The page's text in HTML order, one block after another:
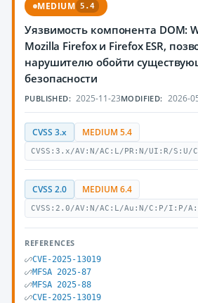
MEDIUM 5.4
Уязвимость компонента DOM:
Mozilla Firefox и Firefox ESR,
нарушителю обойти
безопасности
PUBLISHED: 2025-11-23MODIFIED: 2026-
CVSS 3.x MEDIUM 5.4
CVSS:3.x/AV:N/AC:L/PR:N/UI:R/
CVSS 2.0 MEDIUM 6.4
CVSS:2.0/AV:N/AC:L/Au:N/C:P/I:P/
REFERENCES
CVE-2025-13019
MFSA 2025-87
MFSA 2025-88
CVE-2025-13019